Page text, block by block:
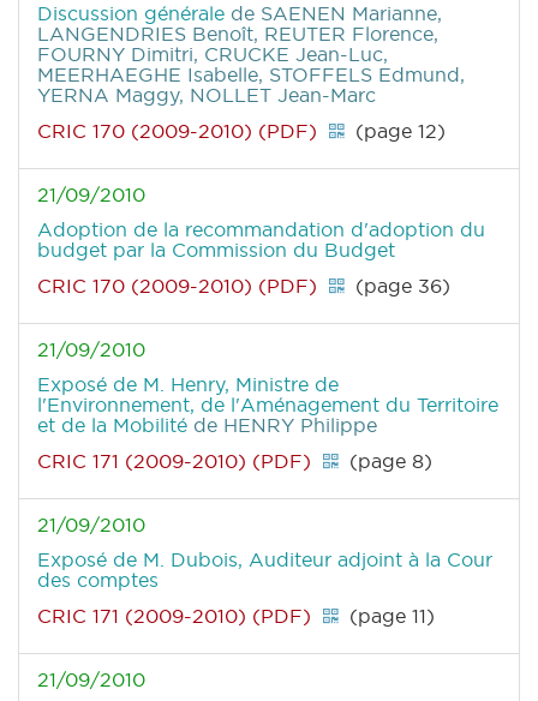
Discussion générale de SAENEN Marianne,
LANGENDRIES Benoît, REUTER Florence,
FOURNY Dimitri, CRUCKE Jean-Luc,
MEERHAEGHE Isabelle, STOFFELS Edmund,
YERNA Maggy, NOLLET Jean-Marc
CRIC 170 (2009-2010) (PDF)
(page 12)
21/09/2010
Adoption de la recommandation d'adoption du
budget par la Commission du Budget
CRIC 170 (2009-2010) (PDF)
(page 36)
21/09/2010
Exposé de M. Henry, Ministre de
l'Environnement, de l'Aménagement du Territoire
et de la Mobilité de HENRY Philippe
CRIC 171 (2009-2010) (PDF)
(page 8)
21/09/2010
Exposé de M. Dubois, Auditeur adjoint à la Cour
des comptes
CRIC 171 (2009-2010) (PDF)
(page 11)
21/09/2010